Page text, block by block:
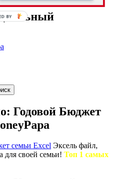
Годовой Бюджет
Эксель файл,
для своей семьи! Топ 1 самых
BY